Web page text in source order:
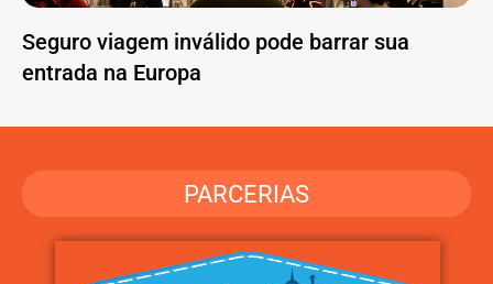
Seguro viagem inválido pode barrar sua
entrada na Europa
PARCERIAS